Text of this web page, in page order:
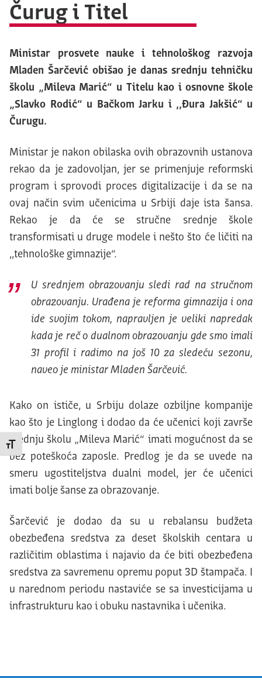
Promeni veličinu slova
Čurug i Titel
Ministar prosvete nauke i tehnološkog razvoja
Mladen Šarčević obišao je danas srednju tehničku
školu „Mileva Marić“ u Titelu kao i osnovne škole
„Slavko Rodić“ u Bačkom Jarku i ,,Đura Jakšić“ u
Čurugu.
Ministar je nakon obilaska ovih obrazovnih ustanova
rekao da je zadovoljan, jer se primenjuje reformski
program i sprovodi proces digitalizacije i da se na
ovaj način svim učenicima u Srbiji daje ista šansa.
Rekao je da će se stručne srednje škole
transformisati u druge modele i nešto što će ličiti na
,,tehnološke gimnazije“.
U srednjem obrazovanju sledi rad na stručnom
obrazovanju. Urađena je reforma gimnazija i ona
ide svojim tokom, napravljen je veliki napredak
kada je reč o dualnom obrazovanju gde smo imali
31 profil i radimo na još 10 za sledeću sezonu,
naveo je ministar Mladen Šarčević.
Kako on ističe, u Srbiju dolaze ozbiljne kompanije
kao što je Linglong i dodao da će učenici koji završe
srednju školu „Mileva Marić“ imati mogućnost da se
bez poteškoća zaposle. Predlog je da se uvede na
smeru ugostiteljstva dualni model, jer će učenici
imati bolje šanse za obrazovanje.
Šarčević je dodao da su u rebalansu budžeta
obezbeđena sredstva za deset školskih centara u
različitim oblastima i najavio da će biti obezbeđena
sredstva za savremenu opremu poput 3D štampača. I
u narednom periodu nastaviće se sa investicijama u
infrastrukturu kao i obuku nastavnika i učenika.